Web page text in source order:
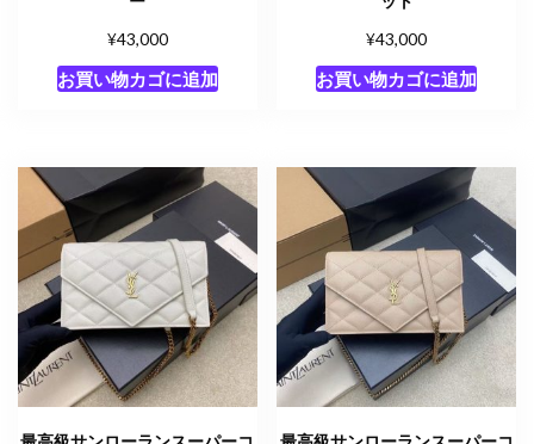
¥43,000
お買い物カゴに追加
¥43,000
お買い物カゴに追加